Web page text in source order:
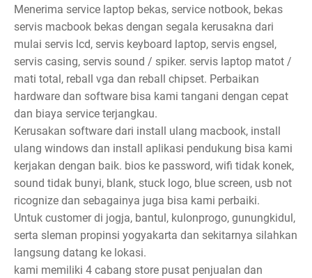
Menerima service laptop bekas, service notbook, bekas
servis macbook bekas dengan segala kerusakna dari
mulai servis lcd, servis keyboard laptop, servis engsel,
servis casing, servis sound / spiker. servis laptop matot /
mati total, reball vga dan reball chipset. Perbaikan
hardware dan software bisa kami tangani dengan cepat
dan biaya service terjangkau.
Kerusakan software dari install ulang macbook, install
ulang windows dan install aplikasi pendukung bisa kami
kerjakan dengan baik. bios ke password, wifi tidak konek,
sound tidak bunyi, blank, stuck logo, blue screen, usb not
ricognize dan sebagainya juga bisa kami perbaiki.
Untuk customer di jogja, bantul, kulonprogo, gunungkidul,
serta sleman propinsi yogyakarta dan sekitarnya silahkan
langsung datang ke lokasi.
kami memiliki 4 cabang store pusat penjualan dan